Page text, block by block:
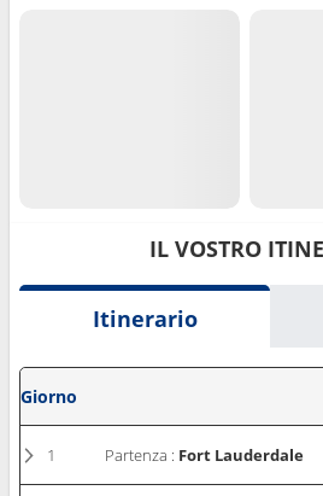
IL VOSTRO
Itinerario
Giorno
1 Partenza : Fort Lauderdale